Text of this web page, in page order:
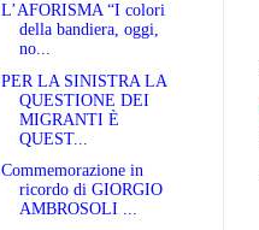
L’AFORISMA “I colori
della bandiera, oggi,
no...
PER LA SINISTRA LA
QUESTIONE DEI
MIGRANTI È
QUEST...
Commemorazione in
ricordo di GIORGIO
AMBROSOLI ...